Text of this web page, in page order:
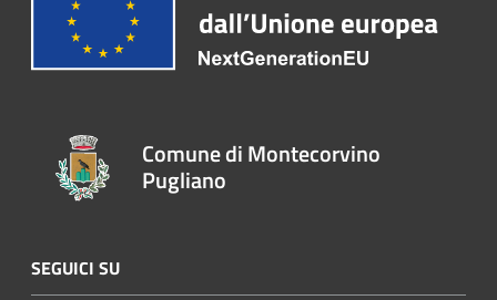
Comune di Montecorvino
Pugliano
SEGUICI SU